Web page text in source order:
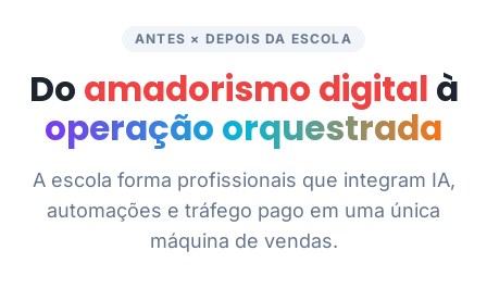
ANTES × DEPOIS DA ESCOLA
Do amadorismo digital à
operação orquestrada
A escola forma profissionais que integram IA,
automações e tráfego pago em uma única
máquina de vendas.